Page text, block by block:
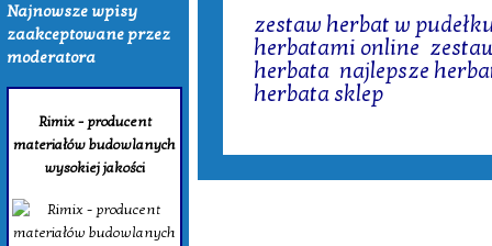
Najnowsze wpisy
zaakceptowane przez
moderatora
Rimix - producent
materiałów budowlanych
wysokiej jakości
zestaw herbat w
herbatami online
herbata najlepsze
herbata sklep